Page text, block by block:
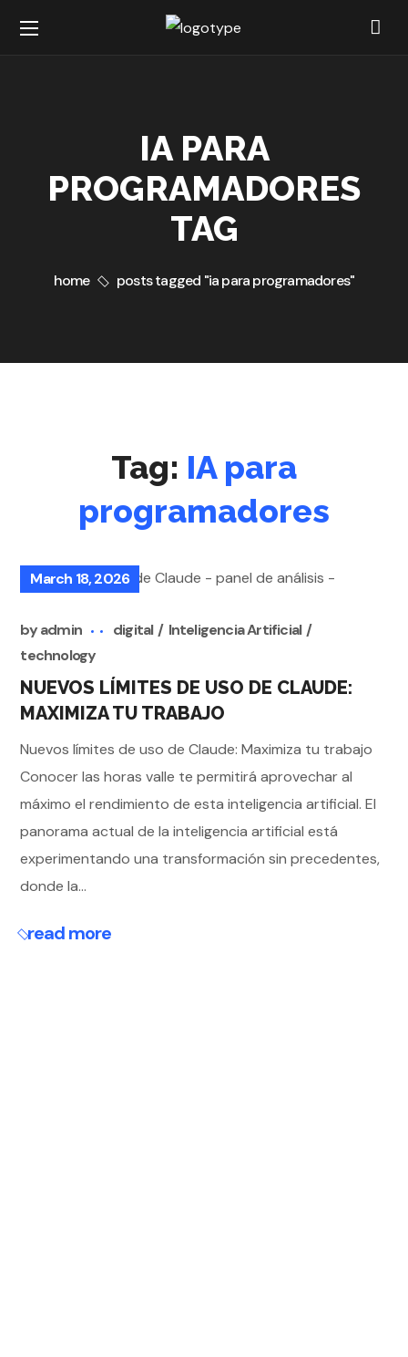
IA PARA
PROGRAMADORES
TAG
home posts tagged "ia para programadores"
Tag: IA para
programadores
March 18, 2026
byadmin digital
Inteligencia Artificial
technology
NUEVOS LÍMITES DE USO DE CLAUDE:
MAXIMIZA TU TRABAJO
Nuevos límites de uso de Claude: Maximiza tu trabajo
Conocer las horas valle te permitirá aprovechar al
máximo el rendimiento de esta inteligencia artificial. El
panorama actual de la inteligencia artificial está
experimentando una transformación sin precedentes,
donde la...
read more